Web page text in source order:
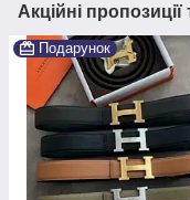
Акційні
Подарунок